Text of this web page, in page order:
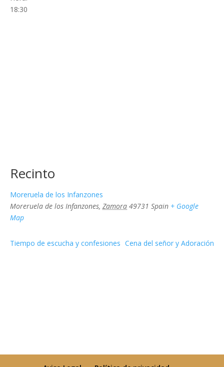
18:30
Recinto
Moreruela de los Infanzones
Moreruela de los Infanzones, Zamora 49731 Spain + Google
Map
Tiempo de escucha y confesiones Cena del señor y Adoración